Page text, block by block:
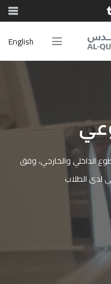
English
الداخلي والخارجي، وفق
لدى الطلاب